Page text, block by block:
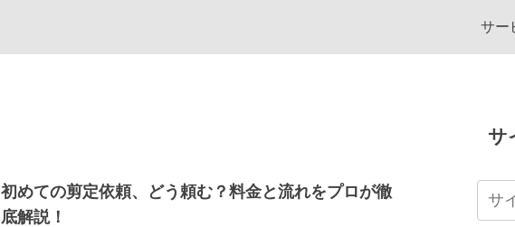
サー
初めての剪定依頼、どう頼む？料金と流れをプロが徹
底解説！
サ